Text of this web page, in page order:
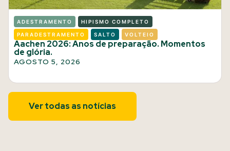
ADESTRAMENTO HIPISMO COMPLETO
PARADESTRAMENTO SALTO VOLTEIO
Aachen 2026: Anos de preparação. Momentos
de glória.
AGOSTO 5, 2026
Ver todas as notícias